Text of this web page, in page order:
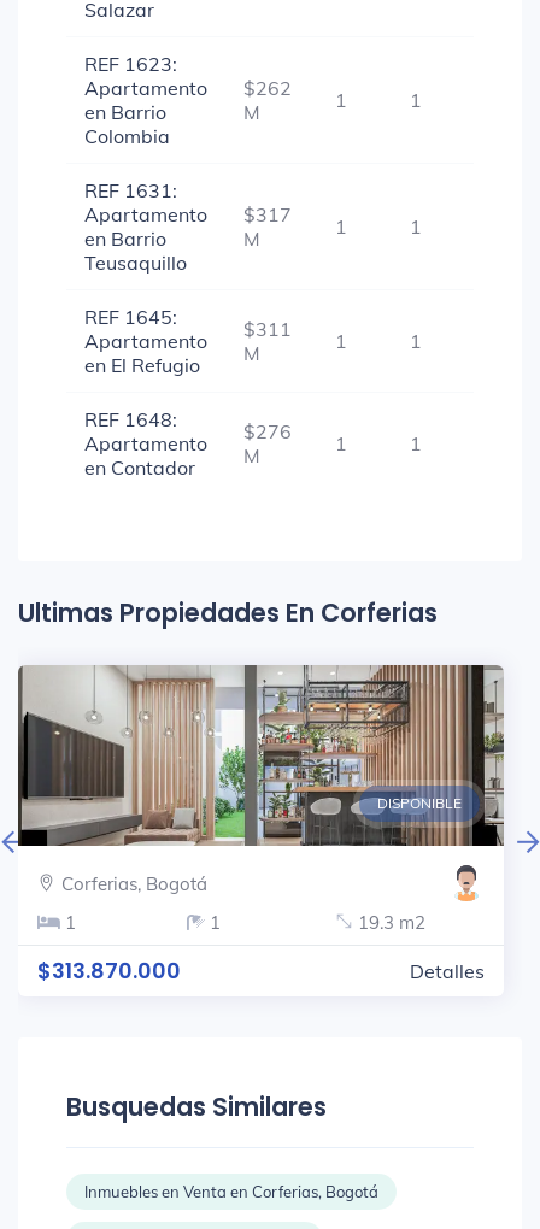
Salazar
REF 1623:
Apartamento
en Barrio
Colombia
$262
M
1 1
REF 1631:
Apartamento
en Barrio
Teusaquillo
$317
M
1 1
REF 1645:
Apartamento
en El Refugio
$311
M
1 1
REF 1648:
Apartamento
en Contador
$276
M
1 1
Ultimas Propiedades En Corferias
DISPONIBLE
Corferias, Bogotá
1
1 19.3 m2
$313.870.000 Detalles
Busquedas Similares
Inmuebles en Venta en Corferias, Bogotá